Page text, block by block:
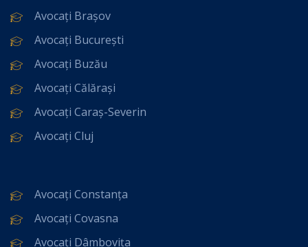
Avocați Brașov
Avocați București
Avocați Buzău
Avocați Călărași
Avocați Caraș-Severin
Avocați Cluj
Avocați Constanța
Avocați Covasna
Avocați Dâmbovița